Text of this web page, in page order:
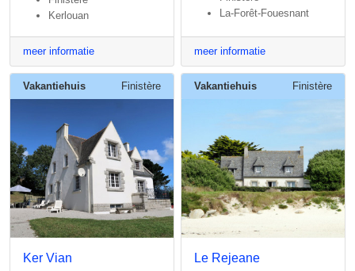
Kerlouan
meer informatie
La-Forêt-Fouesnant
meer informatie
Vakantiehuis Finistère
Ker Vian
Vakantiehuis Finistère
Le Rejeane